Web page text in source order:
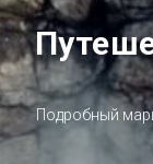
Подробный